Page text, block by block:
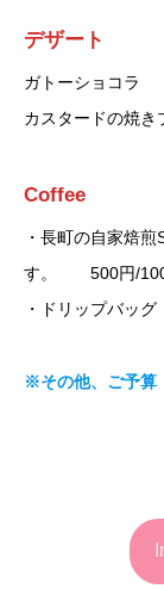
デザート
カスタードの焼
Coffee
・長町の自家焙
す。 500円/
・ドリップバッ
※その他、ご予算